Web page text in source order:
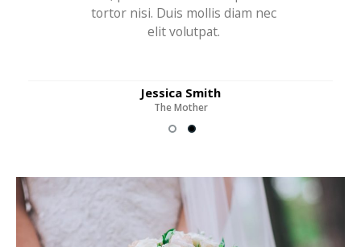
tortor nisi. Duis mollis diam nec
elit volutpat.
Jessica Smith
The Mother